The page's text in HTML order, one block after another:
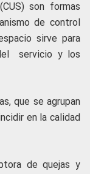
son formas
de control
sirve para
servicio y los
que se agrupan
en la calidad
de quejas y